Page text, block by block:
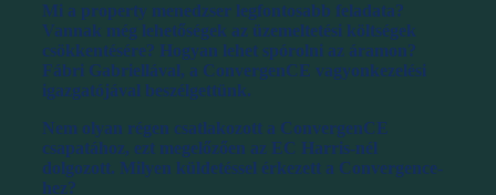
Mi a property menedzser legfontosabb feladata?
Vannak még lehetőségek az üzemeltetési költségek
csökkentésére? Hogyan lehet spórolni az áramon?
Fábri Gabriellával, a ConvergenCE vagyonkezelési
igazgatójával beszélgettünk.
Nem olyan régen csatlakozott a ConvergenCE
csapatához, ezt megelőzően az EC Harris-nél
dolgozott. Milyen küldetéssel érkezett a Convergence-
hez?